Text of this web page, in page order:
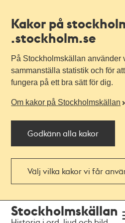
Kakor på
.stockholm.se
På Stockholmskällan använder
sammanställa statistik och för
fungera på ett bra sätt för dig.
Om kakor på Stockholmskällan
Godkänn alla kakor
Välj vilka kakor vi får
navigationen
huvudinnehållet
Stockholmskällan